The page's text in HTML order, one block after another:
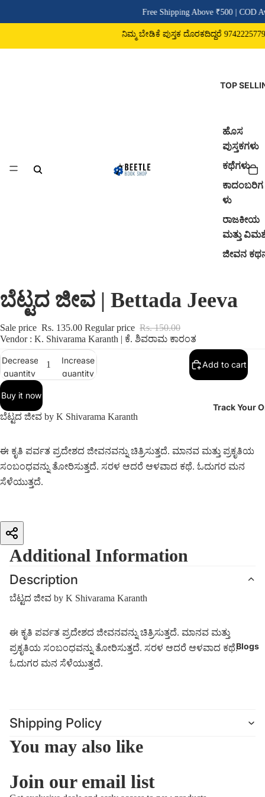
Free Shipping Above ₹500 | COD
ನಿಮ್ಮ ಬೇಡಿಕೆ ಪುಸ್ತಕ ದೊರಕದಿದ್ದರೆ
TOP
ಹೊಸ
ಪುಸ್ತಕಗಳು
ಕಥೆಗಳು
ಕಾದಂಬರಿಗ
ಳು
ರಾಜಕೀಯ
ಮತ್ತು
ಜೀವನ
Track Your
Blogs
ಬೆಟ್ಟದ ಜೀವ | Bettada Jeeva
Sale price Rs. 135.00 Regular price Rs. 150.00
Vendor : K. Shivarama Karanth | ಕೆ. ಶಿವರಾಮ ಕಾರಂತ
Decrease
quantity
Increase
quantity
Add to cart
Buy it now
ಬೆಟ್ಟದ ಜೀವ by K Shivarama Karanth
ಈ ಕೃತಿ ಪರ್ವತ ಪ್ರದೇಶದ ಜೀವನವನ್ನು ಚಿತ್ರಿಸುತ್ತದೆ. ಮಾನವ ಮತ್ತು ಪ್ರಕೃತಿಯ
ಸಂಬಂಧವನ್ನು ತೋರಿಸುತ್ತದೆ. ಸರಳ ಆದರೆ ಆಳವಾದ ಕಥೆ. ಓದುಗರ ಮನ
ಸೆಳೆಯುತ್ತದೆ.
Additional Information
Description
ಬೆಟ್ಟದ ಜೀವ by K Shivarama Karanth
ಈ ಕೃತಿ ಪರ್ವತ ಪ್ರದೇಶದ ಜೀವನವನ್ನು ಚಿತ್ರಿಸುತ್ತದೆ. ಮಾನವ ಮತ್ತು
ಪ್ರಕೃತಿಯ ಸಂಬಂಧವನ್ನು ತೋರಿಸುತ್ತದೆ. ಸರಳ ಆದರೆ ಆಳವಾದ ಕಥೆ.
ಓದುಗರ ಮನ ಸೆಳೆಯುತ್ತದೆ.
Shipping Policy
You may also like
Join our email list
Refund policy